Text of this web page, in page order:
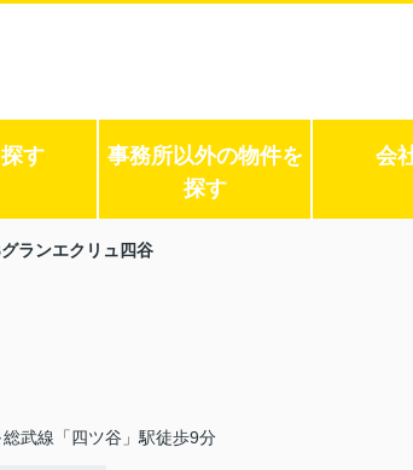
す
事務所以外の物件を
探す
会
ランエクリュ四谷
総武線「四ツ谷」駅徒歩9分